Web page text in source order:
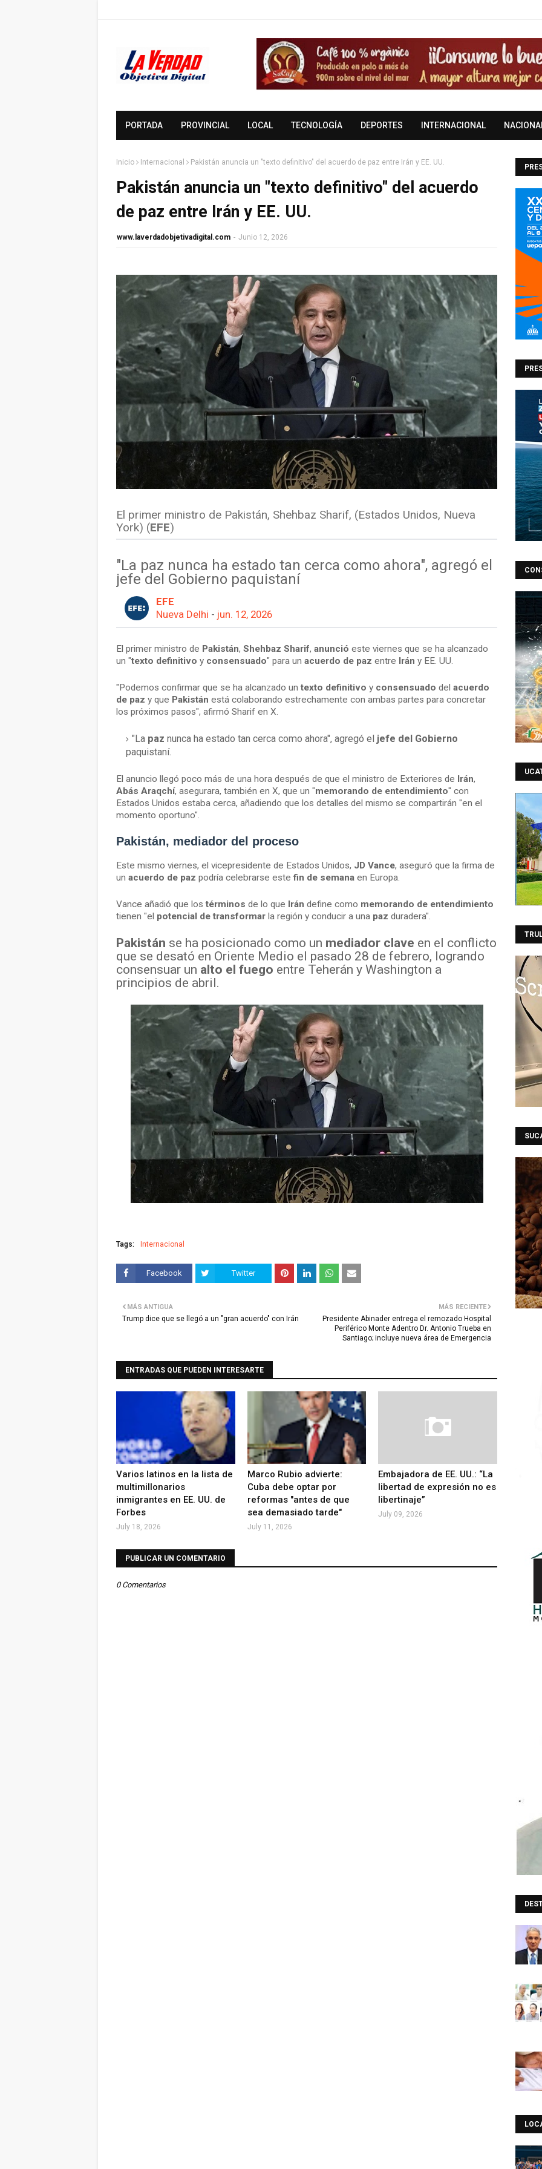
PORTADA PROVINCIAL LOCAL TECNOLOGÍA DEPORTES INTERNACIONAL
Inicio Internacional Pakistán anuncia un "texto definitivo" del acuerdo de paz entre Irán y EE. UU.
Pakistán anuncia un "texto definitivo" del acuerdo
de paz entre Irán y EE. UU.
www.laverdadobjetivadigital.com - Junio 12, 2026
El primer ministro de Pakistán, Shehbaz Sharif, (Estados Unidos, Nueva
York) (EFE)
"La paz nunca ha estado tan cerca como ahora", agregó el
jefe del Gobierno paquistaní
EFE
Nueva Delhi - jun. 12, 2026
El primer ministro de Pakistán, Shehbaz Sharif, anunció este viernes que se ha alcanzado
un "texto definitivo y consensuado" para un acuerdo de paz entre Irán y EE. UU.
"Podemos confirmar que se ha alcanzado untexto definitivo y consensuado del acuerdo
de paz y que Pakistán está colaborando estrechamente con ambas partes para concretar
los próximos pasos", afirmó Sharif en X.
"La paz nunca ha estado tan cerca como ahora", agregó el jefe del Gobierno
paquistaní.
El anuncio llegó poco más de una hora después de que el ministro de Exteriores de Irán,
Abás Araqchí, asegurara, también en X, que un "memorando de entendimiento" con
Estados Unidos estaba cerca, añadiendo que los detalles del mismo se compartirán "en el
momento oportuno".
Pakistán, mediador del proceso
Este mismo viernes, el vicepresidente de Estados Unidos, JD Vance, aseguró que la firma de
un acuerdo de paz podría celebrarse estefin de semana en Europa.
Vance añadió que lostérminos de lo que Irán define como memorando de entendimiento
tienen "el potencial de transformar la región y conducir a una paz duradera".
Pakistán se ha posicionado como un mediador clave en el conflicto
que se desató en Oriente Medio el pasado 28 de febrero, logrando
consensuar un alto el fuego entre Teherán y Washington a
principios de abril.
Tags: Internacional
Facebook Twitter
MÁS RECIENTE
Presidente Abinader entrega el remozado Hospital
Periférico Monte Adentro Dr. Antonio Trueba en
Santiago; incluye nueva área de Emergencia
MÁS ANTIGUA
Trump dice que se llegó a un "gran acuerdo" con Irán
ENTRADAS QUE PUEDEN INTERESARTE
Varios latinos en la lista de
multimillonarios
inmigrantes en EE. UU. de
Forbes
July 18, 2026
Marco Rubio advierte:
Cuba debe optar por
reformas "antes de que
sea demasiado tarde"
July 11, 2026
Embajadora de EE. UU.: “La
libertad de expresión no es
libertinaje”
July 09, 2026
PUBLICAR UN COMENTARIO
0 Comentarios